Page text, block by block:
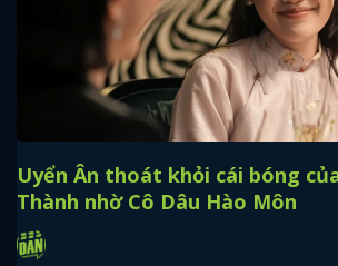
Uyển Ân thoát khỏi cái bóng
Thành nhờ Cô Dâu Hào Môn